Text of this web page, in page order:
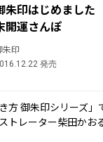
朱印はじめまし
開運さんぽ
朱印
発売
方 御朱印シリーズ」
トレーター柴田かお